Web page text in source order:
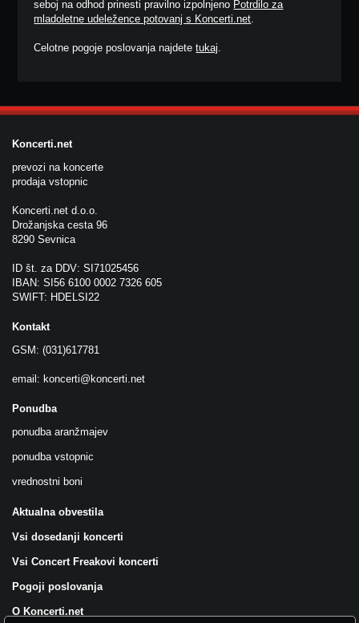
seboj na odhod prinesti pravilno izpolnjeno Potrdilo za
mladoletne udeležence potovanj s Koncerti.net.
Celotne pogoje poslovanja najdetetukaj.
Koncerti.net
prevozi na koncerte
prodaja vstopnic
Koncerti.net d.o.o.
Drožanjska cesta 96
8290 Sevnica
ID št. za DDV: SI71025456
IBAN: SI56 6100 0002 7326 605
SWIFT: HDELSI22
Kontakt
GSM: (031)617781
email: koncerti@koncerti.net
Ponudba
ponudba aranžmajev
ponudba vstopnic
vrednostni boni
Aktualna obvestila
Vsi dosedanji koncerti
Vsi Concert Freakovi koncerti
Pogoji poslovanja
O Koncerti.net